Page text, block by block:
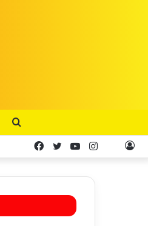
Instagram
YouTube
Twitter
Facebook